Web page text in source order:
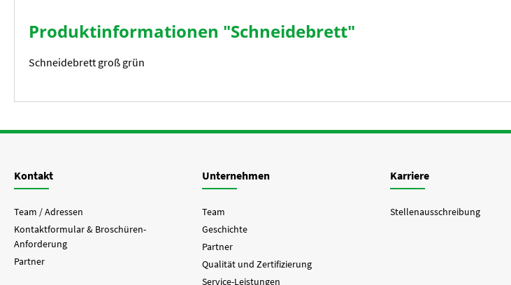
Produktinformationen "Schneidebrett"
Schneidebrett groß grün
Kontakt
Team / Adressen
Kontaktformular & Broschüren-
Anforderung
Partner
Unternehmen
Team
Geschichte
Partner
Qualität und Zertifizierung
Service-Leistungen
Karriere
Stellenausschreibung